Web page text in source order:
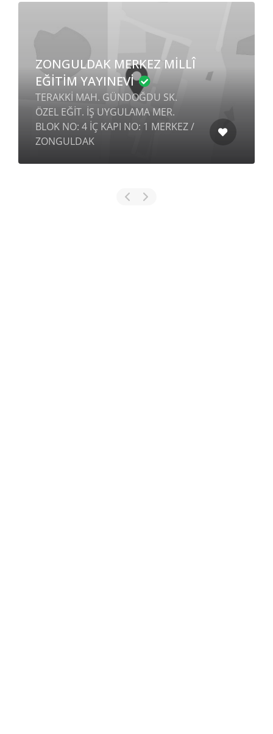
ZONGULDAK MERKEZ MİLLÎ
EĞİTİM YAYINEVİ
TERAKKİ MAH. GÜNDOĞDU SK.
ÖZEL EĞİT. İŞ UYGULAMA MER.
BLOK NO: 4 İÇ KAPI NO: 1 MERKEZ /
ZONGULDAK